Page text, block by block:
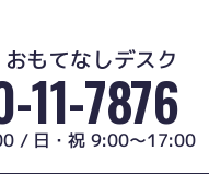
もてなしデスク
11-7876
/ 日・祝 9:00～17:00